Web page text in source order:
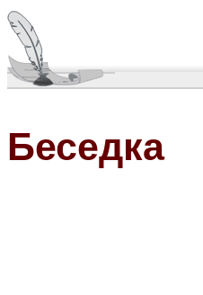
Беседка